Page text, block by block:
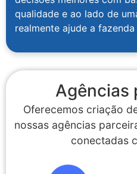
qualidade e ao lado de
realmente ajude a fazenda
Agências
Oferecemos criação
nossas agências
conectadas